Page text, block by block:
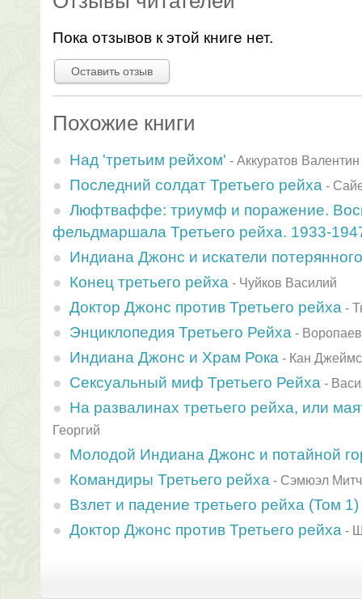
Пока отзывов к этой книге нет.
Оставить отзыв
Похожие книги
Над 'третьим рейхом' - Аккуратов Валентин
Последний солдат Третьего рейха -
Люфтваффе: триумф и поражение.
фельдмаршала Третьего рейха. 1933-
Индиана Джонс и искатели потерянного
Конец третьего рейха - Чуйков Василий
Доктор Джонс против Третьего рейха -
Энциклопедия Третьего Рейха -
Индиана Джонс и Храм Рока - Кан Джеймс
Сексуальный миф Третьего Рейха -
На развалинах третьего рейха, или
Георгий
Молодой Индиана Джонс и потайной
Командиры Третьего рейха - Сэмюэл
Взлет и падение третьего рейха (Том 1)
Доктор Джонс против Третьего рейха -